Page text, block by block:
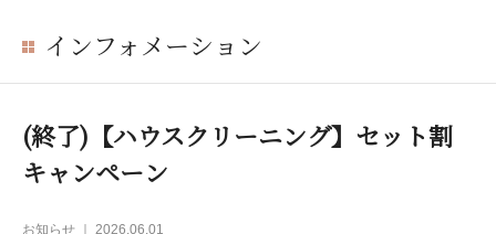
インフォメーション
(終了)【ハウスクリーニング】セット割
キャンペーン
お知らせ ｜ 2026.06.01